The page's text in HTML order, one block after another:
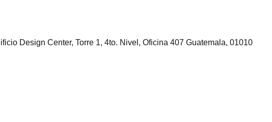
Design Center, Torre 1, 4to. Nivel, Oficina 407 Guatemala, 01010